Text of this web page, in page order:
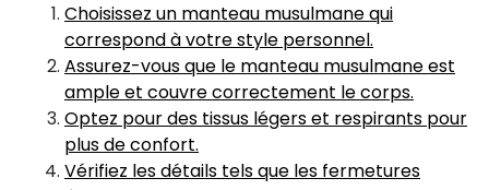
Choisissez un manteau musulmane qui
correspond à votre style personnel.
Assurez-vous que le manteau musulmane est
ample et couvre correctement le corps.
Optez pour des tissus légers et respirants pour
plus de confort.
Vérifiez les détails tels que les fermetures